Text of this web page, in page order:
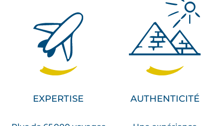
EXPERTISE AUTHENTICITÉ